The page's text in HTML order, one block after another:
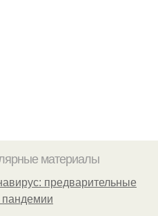
материалы
предварительные
пандемии